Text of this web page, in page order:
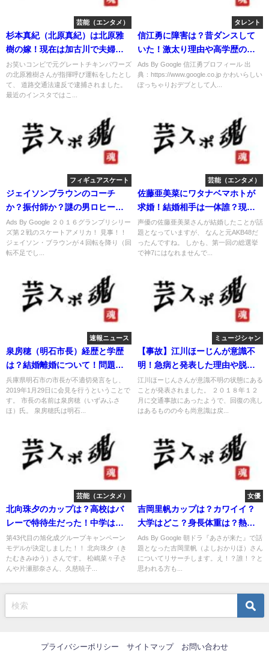
芸能（エンタメ）
杉本真紀（北原真紀）は北原雅
樹の嫁！現在は加古川で夫婦で
MC！
お笑いコンビで元グレートチキンパワーズ
の北原雅樹さんが指揮呼び運転をしたとし
て、 道路交通法違反で逮捕されました。
最近のインスタではこ...
タレント
信江勇に障害は？昔ダンスして
いた！激太り理由や高学歴の過
去！
Ads By Google 信江勇プロフィール 出
典：https://www.google.co.jp かわいらしい
ぽっちゃりおデブとして人...
フィギュアスケート
ジェイソンブラウンのコーチ
か？振付師か？謎の男ロヒーン
に注目！
Ads By Google ２０１６グランプリシリー
ズ第２戦のスケートアメリカ！ 見事！！
ジェイソン・ブラウンが４回転を降り（回
転不足でし...
芸能（エンタメ）
佐藤亜美菜にワタナベマホトが
求婚！結婚相手は一体誰？現在
は声優！
声優の佐藤亜美菜さんが結婚したことが話
題となっていますが、 なんと元AKB48だ
ったんですね。 しかも、第一回の総選挙
で神7にはなれませんで...
速報ニュース
泉房穂（明石市長）経歴と学歴
は？結婚離婚について！問題発
言の理由
兵庫県明石市の市長が不適切発言をし、
2019年1月29日に会見を行うということで
す。 市長の名前は泉房穂（いずみふさ
ほ）氏。 泉房穂氏は明石...
ミュージシャン
【事故】江川ほーじんが意識不
明！急病と発表した理由や脱退
理由！
江川ほーじんさんが意識不明の状態にある
ことが発表されました。 ２０１８年１２
月に交通事故にあったようで、回復の兆し
はあるものの今も尚意識は戻...
芸能（エンタメ）
北向珠夕のカップは？高校はバ
レーで特待生だった！中学はど
こ？
第43代目の旭化成グループキャンペーン
モデルが決定しました！！ 北向珠夕（き
たむきみゆう）さんです。 松嶋菜々子さ
んや片瀬那奈さん、久慈暁子...
女優
吉岡里帆カップは？カワイイ？
大学はどこ？身長体重は？熱愛
彼氏は？
Ads By Google 朝ドラ『あさが来た』で話
題となった吉岡里帆（よしおかりほ）さん
についてリサーチします。え！？誰！？と
思われる方も...
プライバシーポリシー サイトマップ お問い合わせ